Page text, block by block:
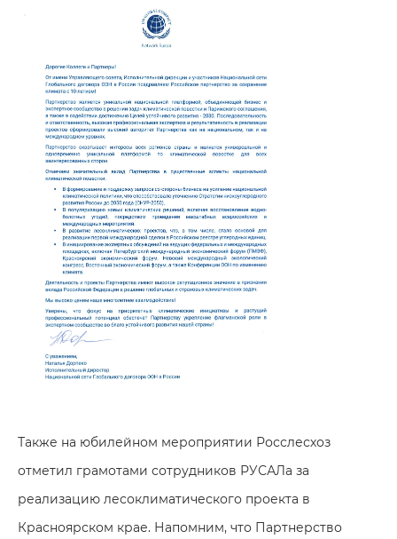
Также на юбилейном мероприятии Росслесхоз
отметил грамотами сотрудников РУСАЛа за
реализацию лесоклиматического проекта в
Красноярском крае. Напомним, что Партнерство